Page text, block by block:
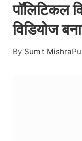
पॉलिटिकल
विडियोज
By Sumit Mishra